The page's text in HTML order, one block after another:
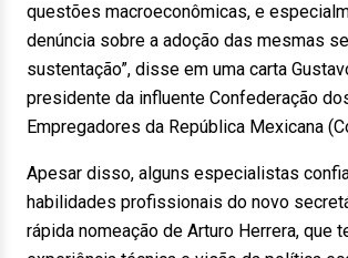
questões macroeconômicas, e
denúncia sobre a adoção das mesmas
sustentação”, disse em uma carta
presidente da influente Confederação
Empregadores da República Mexicana
Apesar disso, alguns especialistas
habilidades profissionais do novo
rápida nomeação de Arturo Herrera, que